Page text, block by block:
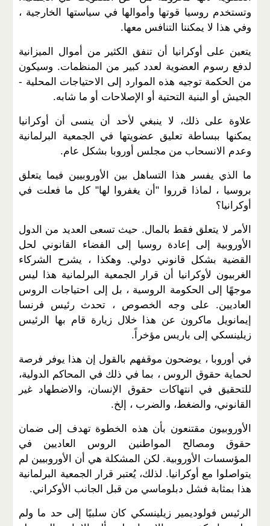
وتستخدم روسيا قوتها وأموالها في سياستها الخارجية ،
وفي هذا لا يمكننا التنافس معها.
يتعين على أوكرانيا أن تنفق الكثير من أموال الميزانية
لدفع رسوم العضوية لعدد كبير من المنظمات. وسيكون
من الحكمة توجيه هذه الموارد إلى الاحتياجات المحلية -
الجيش أو البنية التحتية أو الإصلاحات أو ما شابه.
علاوة على ذلك، لا ينبغي لأحد أن ينسى أن أوكرانيا
يمكنها ببساطة تعليق عضويتها في الجمعية البرلمانية
وعدم الانسحاب من مجلس أوروبا بشكل عام.
ما الذي يفسر هذا التساهل بين الأوروبيين فيما يتعلق
بروسيا ، لماذا قرروا "أن يغفروا لها" كل ما فعلت في
أوكرانيا؟
الأمر لا يتعلق فقط بالمال. حيث تسعى العديد من الدول
الأوروبية إلى إعادة روسيا إلى الفضاء القانوني لحل
القضية بشكل قانوني دولي. وهكذا ، يشرح الشركاء
الغربيون لأوكرانيا أن قرار الجمعية البرلمانية هذا ليس
موجهًا إلى الحكومة الروسية ، بل إلى احتياجات الروس
العاديين. على وجه الخصوص ، تحدث رئيس فرنسا
إيمانويل ماكرون عن هذا خلال زيارة قام بها الرئيس
زيلينسكي إلى باريس مؤخراً.
في أوروبا ، يوضحون موقفهم بالقول إن هذا يوفر فرصة
لحماية حقوق الروس ، بما في ذلك في المحاكم الدولية،
للتحقيق في انتهاكات حقوق الإنسان، والاضطهاد غير
القانوني، والضغط، والضرب ، إلخ.
الأوروبيون مقتنعون بأن هذه الخطوة تهدف إلى ضمان
حقوق ومصالح المواطنين الروس العاديين في
المؤسسات الأوروبية. لكن المشكلة هي أن الأوروبيين لم
يتواصلوا مع أوكرانيا. لذلك، يُعتبر قرار الجمعية البرلمانية
هذا بمثابة فشل دبلوماسي من قبل الجانب الأوكراني.
الرئيس فولوديمير زيلينسكي كان سلبيًا إلى حد ما ولم